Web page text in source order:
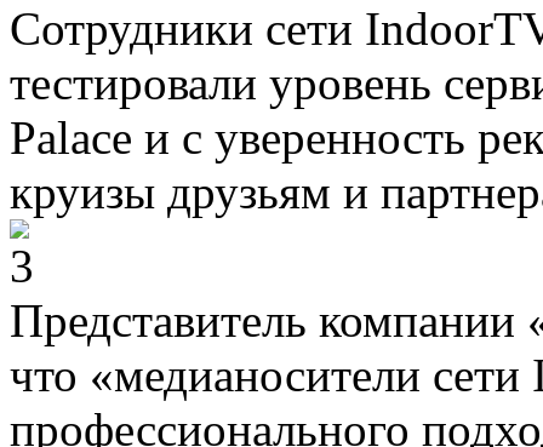
Сотрудники сети
тестировали уровень
Palace и с уверенность
круизы друзьям и
Представитель
что «медианосители
профессионального